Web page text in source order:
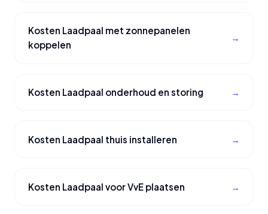
Kosten Laadpaal met zonnepanelen
koppelen
Kosten Laadpaal onderhoud en storing
Kosten Laadpaal thuis installeren
Kosten Laadpaal voor VvE plaatsen